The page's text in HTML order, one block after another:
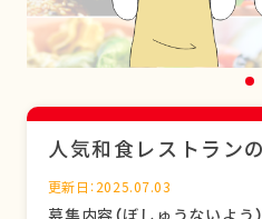
人気和食レストラン
更新日：2025.07.03